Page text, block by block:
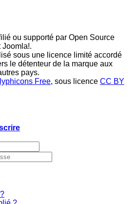
ou supporté par Open Source
Joomla!.
sous une licence limité accordé
le détenteur de la marque aux
pays.
Free, sous licence CC BY